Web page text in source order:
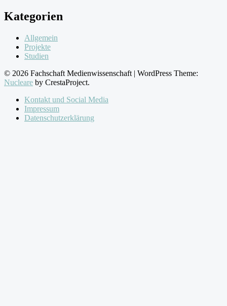
Kategorien
Allgemein
Projekte
Studien
© 2026 Fachschaft Medienwissenschaft | WordPress Theme:
Nucleare by CrestaProject.
Kontakt und Social Media
Impressum
Datenschutzerklärung